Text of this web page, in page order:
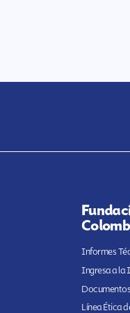
Informes
Ingresa a la
Línea Ética